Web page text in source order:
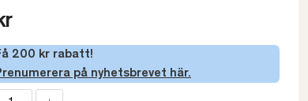
200 kr rabatt!
på nyhetsbrevet här.